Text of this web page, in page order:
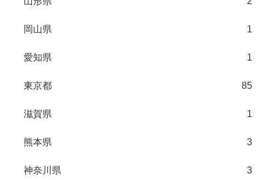
岡山県 1
愛知県 1
東京都 85
滋賀県 1
熊本県 3
神奈川県 3